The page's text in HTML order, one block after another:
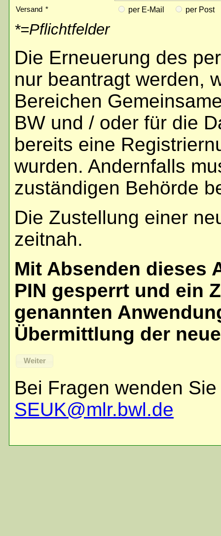
Versand * per E-Mail per Post
*=Pflichtfelder
Die Erneuerung des
nur beantragt werden,
Bereichen
BW und / oder für die
bereits eine
wurden. Andernfalls
zuständigen Behörde
Die Zustellung einer
zeitnah.
Mit Absenden dieses
PIN gesperrt und ein
genannten
Übermittlung der
Weiter
Bei Fragen wenden
SEUK@mlr.bwl.de